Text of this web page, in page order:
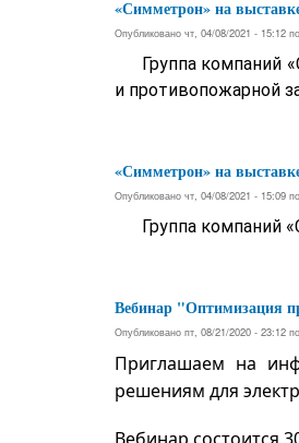
«Симметрон» на
Опубликовано чт, 04/08/2021 - 15:12
Группа компаний
и противопожарной
«Симметрон» на
Опубликовано чт, 04/08/2021 - 15:09
Группа компаний
Вебинар "Оптимизация
Опубликовано пт, 08/21/2020 - 23:12
Приглашаем на
решениям для